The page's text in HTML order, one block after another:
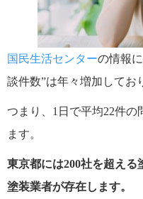
国民生活センターの情報
談件数”は年々増加してお
つまり、1日で平均22件の
ます。
東京都には200社を超え
塗装業者が存在します。